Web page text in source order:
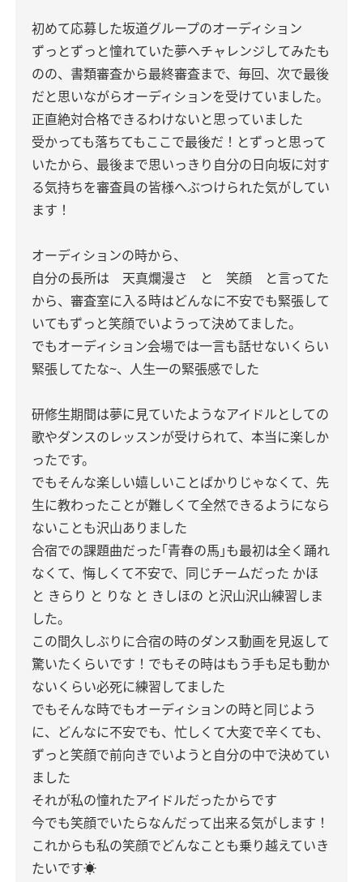
初めて応募した坂道グループのオーディション
ずっとずっと憧れていた夢へチャレンジしてみたも
のの、書類審査から最終審査まで、毎回、次で最後
だと思いながらオーディションを受けていました。
正直絶対合格できるわけないと思っていました
受かっても落ちてもここで最後だ！とずっと思って
いたから、最後まで思いっきり自分の日向坂に対す
る気持ちを審査員の皆様へぶつけられた気がしてい
ます！
オーディションの時から、
自分の長所は 天真爛漫さ と 笑顔 と言ってた
から、審査室に入る時はどんなに不安でも緊張して
いてもずっと笑顔でいようって決めてました。
でもオーディション会場では一言も話せないくらい
緊張してたな~、人生一の緊張感でした
研修生期間は夢に見ていたようなアイドルとしての
歌やダンスのレッスンが受けられて、本当に楽しか
ったです。
でもそんな楽しい嬉しいことばかりじゃなくて、先
生に教わったことが難しくて全然できるようになら
ないことも沢山ありました
合宿での課題曲だった｢青春の馬｣も最初は全く踊れ
なくて、悔しくて不安で、同じチームだった かほ
と きらり と りな と きしほの と沢山沢山練習しま
した。
この間久しぶりに合宿の時のダンス動画を見返して
驚いたくらいです！でもその時はもう手も足も動か
ないくらい必死に練習してました
でもそんな時でもオーディションの時と同じよう
に、どんなに不安でも、忙しくて大変で辛くても、
ずっと笑顔で前向きでいようと自分の中で決めてい
ました
それが私の憧れたアイドルだったからです
今でも笑顔でいたらなんだって出来る気がします！
これからも私の笑顔でどんなことも乗り越えていき
たいです☀️